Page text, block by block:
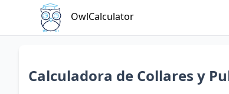
OwlCalculator
Calculadora de Collares y